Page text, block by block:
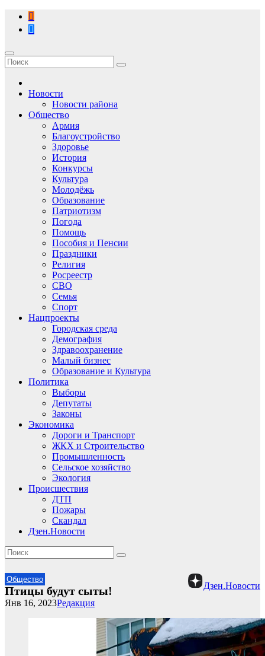
Перейти
содержимому
Новости
Новости района
Общество
Армия
Благоустройство
Здоровье
История
Конкурсы
Культура
Молодёжь
Образование
Патриотизм
Погода
Помощь
Пособия и Пенсии
Праздники
Религия
Росреестр
СВО
Семья
Спорт
Нацпроекты
Городская среда
Демография
Здравоохранение
Малый бизнес
Образование и Культура
Политика
Выборы
Депутаты
Законы
Экономика
Дороги и Транспорт
ЖКХ и Строительство
Промышленность
Сельское хозяйство
Экология
Происшествия
ДТП
Пожары
Скандал
Дзен.Новости
Общество
Дзен.Новости
Птицы будут сыты!
Редакция
Янв 16, 2023